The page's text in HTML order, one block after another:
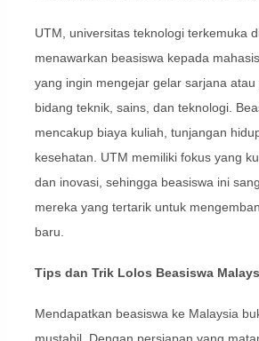
UTM, universitas teknologi terkemuka
menawarkan beasiswa kepada
yang ingin mengejar gelar sarjana
bidang teknik, sains, dan teknologi.
mencakup biaya kuliah, tunjangan
kesehatan. UTM memiliki fokus yang
dan inovasi, sehingga beasiswa ini
mereka yang tertarik untuk
baru.
Tips dan Trik Lolos Beasiswa
Mendapatkan beasiswa ke Malaysia
mustahil. Dengan persiapan yang